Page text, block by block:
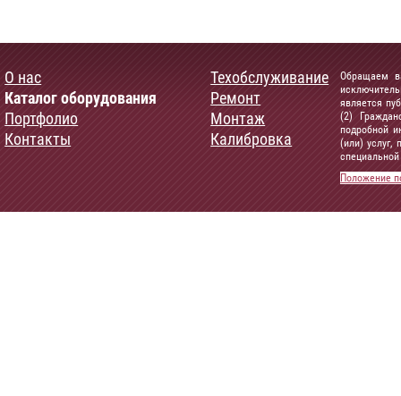
О нас
Каталог оборудования
Портфолио
Контакты
Техобслуживание
Ремонт
Монтаж
Калибровка
Обращаем
является
(2)
подробной
(или) услуг,
Положение